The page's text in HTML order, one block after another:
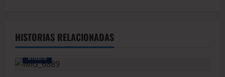
HISTORIAS RELACIONADAS
BioBio